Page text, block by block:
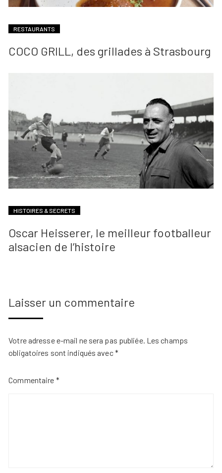
RESTAURANTS
COCO GRILL, des grillades à Strasbourg
HISTOIRES & SECRETS
Oscar Heisserer, le meilleur footballeur
alsacien de l’histoire
Laisser un commentaire
Votre adresse e-mail ne sera pas publiée. Les champs
obligatoires sont indiqués avec*
Commentaire *